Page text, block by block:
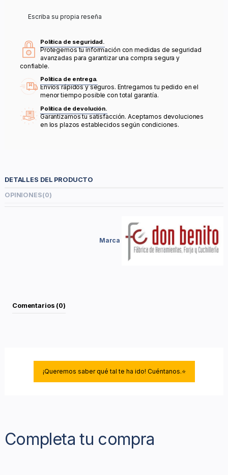
Escriba su propia reseña
Política de seguridad.
Protegemos tu información con medidas de seguridad
avanzadas para garantizar una compra segura y
confiable.
Política de entrega.
Envíos rápidos y seguros. Entregamos tu pedido en el
menor tiempo posible con total garantía.
Política de devolución.
Garantizamos tu satisfacción. Aceptamos devoluciones
en los plazos establecidos según condiciones.
DETALLES DEL PRODUCTO
OPINIONES(0)
Marca
Comentarios (0)
¡Queremos saber qué tal te ha ido! Cuéntanos.⭐
Completa tu compra